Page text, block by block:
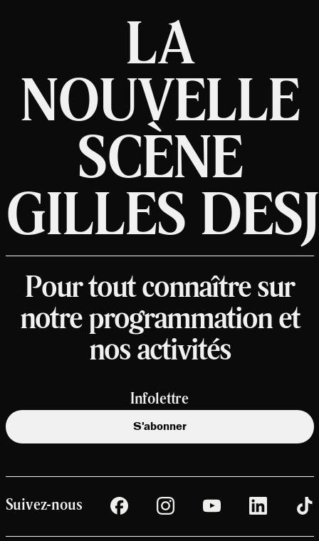
LA
NOUVELLE
SCÈNE
GILLES
Pour tout connaître sur
notre programmation et
nos activités
Infolettre
S'abonner
Suivez-nous